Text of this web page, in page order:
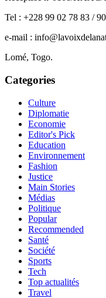
Tel : +228 99 02 78 83 /
e-mail :
Lomé, Togo.
Categories
Culture
Diplomatie
Economie
Editor's Pick
Education
Environnement
Fashion
Justice
Main Stories
Médias
Politique
Popular
Recommended
Santé
Société
Sports
Tech
Top actualités
Travel